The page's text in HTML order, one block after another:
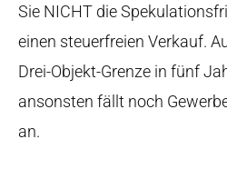
Sie NICHT die
einen steuerfreien Verkauf.
Drei-Objekt-Grenze in fünf
ansonsten fällt noch
an.